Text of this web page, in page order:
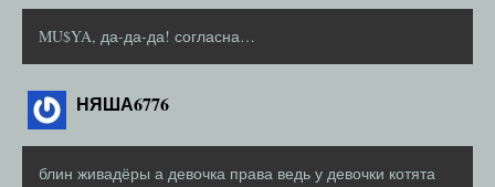
MU$YA, да-да-да! согласна…
НЯША6776
блин живадёры а девочка права ведь у девочки котята